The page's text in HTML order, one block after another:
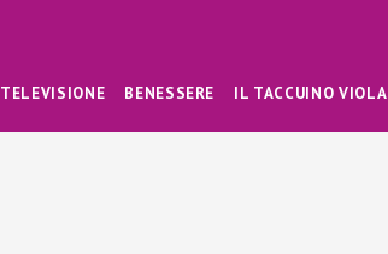
TELEVISIONE BENESSERE IL TACCUINO VIOLA